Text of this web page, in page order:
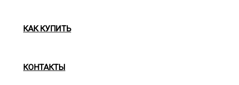
КАК КУПИТЬ
КОНТАКТЫ